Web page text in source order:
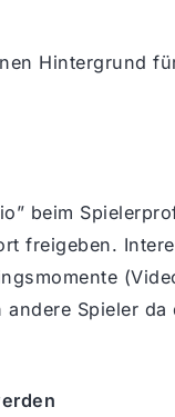
Hintergrund
beim
freigeben.
Spieler